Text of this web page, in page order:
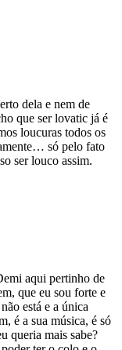
dela e nem de
que ser lovatic já é
loucuras todos os
só pelo fato
ser louco assim.
aqui pertinho de
que eu sou forte e
está e a única
é a sua música, é só
queria mais sabe?